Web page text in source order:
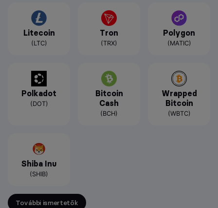
Litecoin
(LTC)
Tron
(TRX)
Polygon
(MATIC)
Polkadot
(DOT)
Bitcoin
Cash
(BCH)
Wrapped
Bitcoin
(WBTC)
Shiba Inu
(SHIB)
További ismertetők